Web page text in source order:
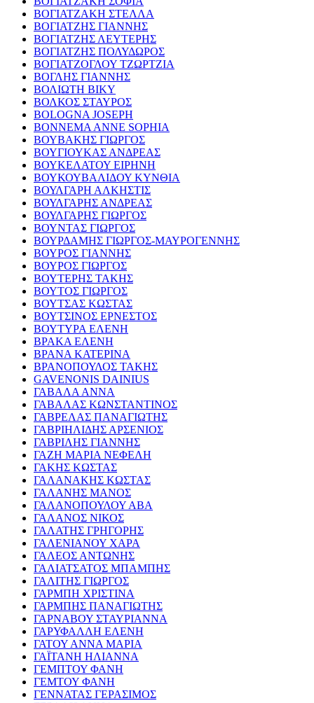
ΒΟΓΙΑΤΖΑΚΗ ΣΤΕΛΛΑ
ΒΟΓΙΑΤΖΗΣ ΓΙΑΝΝΗΣ
ΒΟΓΙΑΤΖΗΣ ΛΕΥΤΕΡΗΣ
ΒΟΓΙΑΤΖΗΣ ΠΟΛΥΔΩΡΟΣ
ΒΟΓΙΑΤΖΟΓΛΟΥ ΤΖΩΡΤΖΙΑ
ΒΟΓΛΗΣ ΓΙΑΝΝΗΣ
ΒΟΛΙΩΤΗ ΒΙΚΥ
ΒΟΛΚΟΣ ΣΤΑΥΡΟΣ
BOLOGNA JOSEPH
BONNEMA ANNE SOPHIA
ΒΟΥΒΑΚΗΣ ΓΙΩΡΓΟΣ
ΒΟΥΓΙΟΥΚΑΣ ΑΝΔΡΕΑΣ
ΒΟΥΚΕΛΑΤΟΥ ΕΙΡΗΝΗ
ΒΟΥΚΟΥΒΑΛΙΔΟΥ ΚΥΝΘΙΑ
ΒΟΥΛΓΑΡΗ ΑΛΚΗΣΤΙΣ
ΒΟΥΛΓΑΡΗΣ ΑΝΔΡΕΑΣ
ΒΟΥΛΓΑΡΗΣ ΓΙΩΡΓΟΣ
ΒΟΥΝΤΑΣ ΓΙΩΡΓΟΣ
ΒΟΥΡΔΑΜΗΣ ΓΙΩΡΓΟΣ-ΜΑΥΡΟΓΕΝΝΗΣ
ΒΟΥΡΟΣ ΓΙΑΝΝΗΣ
ΒΟΥΡΟΣ ΓΙΩΡΓΟΣ
ΒΟΥΤΕΡΗΣ ΤΑΚΗΣ
ΒΟΥΤΟΣ ΓΙΩΡΓΟΣ
ΒΟΥΤΣΑΣ ΚΩΣΤΑΣ
ΒΟΥΤΣΙΝΟΣ ΕΡΝΕΣΤΟΣ
ΒΟΥΤΥΡΑ ΕΛΕΝΗ
ΒΡΑΚΑ ΕΛΕΝΗ
ΒΡΑΝΑ ΚΑΤΕΡΙΝΑ
ΒΡΑΝΟΠΟΥΛΟΣ ΤΑΚΗΣ
GAVENONIS DAINIUS
ΓΑΒΑΛΑ ΑΝΝΑ
ΓΑΒΑΛΑΣ ΚΩΝΣΤΑΝΤΙΝΟΣ
ΓΑΒΡΕΛΑΣ ΠΑΝΑΓΙΩΤΗΣ
ΓΑΒΡΙΗΛΙΔΗΣ ΑΡΣΕΝΙΟΣ
ΓΑΒΡΙΛΗΣ ΓΙΑΝΝΗΣ
ΓΑΖΗ ΜΑΡΙΑ ΝΕΦΕΛΗ
ΓΑΚΗΣ ΚΩΣΤΑΣ
ΓΑΛΑΝΑΚΗΣ ΚΩΣΤΑΣ
ΓΑΛΑΝΗΣ ΜΑΝΟΣ
ΓΑΛΑΝΟΠΟΥΛΟΥ ΑΒΑ
ΓΑΛΑΝΟΣ ΝΙΚΟΣ
ΓΑΛΑΤΗΣ ΓΡΗΓΟΡΗΣ
ΓΑΛΕΝΙΑΝΟΥ ΧΑΡΑ
ΓΑΛΕΟΣ ΑΝΤΩΝΗΣ
ΓΑΛΙΑΤΣΑΤΟΣ ΜΠΑΜΠΗΣ
ΓΑΛΙΤΗΣ ΓΙΩΡΓΟΣ
ΓΑΡΜΠΗ ΧΡΙΣΤΙΝΑ
ΓΑΡΜΠΗΣ ΠΑΝΑΓΙΩΤΗΣ
ΓΑΡΝΑΒΟΥ ΣΤΑΥΡΙΑΝΝΑ
ΓΑΡΥΦΑΛΛΗ ΕΛΕΝΗ
ΓΑΤΟΥ ΑΝΝΑ ΜΑΡΙΑ
ΓΑΪΤΑΝΗ ΗΛΙΑΝΝΑ
ΓΕΜΠΤΟΥ ΦΑΝΗ
ΓΕΜΤΟΥ ΦΑΝΗ
ΓΕΝΝΑΤΑΣ ΓΕΡΑΣΙΜΟΣ